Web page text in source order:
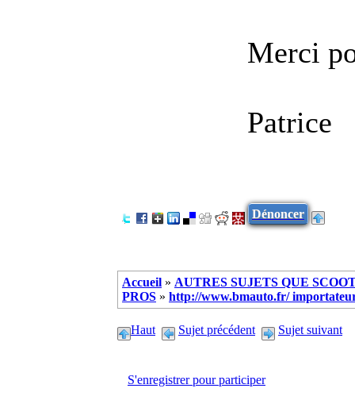
Merci
Patrice
Dénoncer
Accueil » AUTRES SUJETS QUE
PROS » http://www.bmauto.fr/
Haut Sujet précédent Sujet suivant
S'enregistrer pour participer